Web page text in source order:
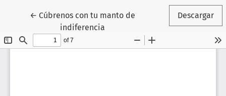
← Volver a los detalles del artículo
Cúbrenos con tu manto de
indiferencia
Descargar